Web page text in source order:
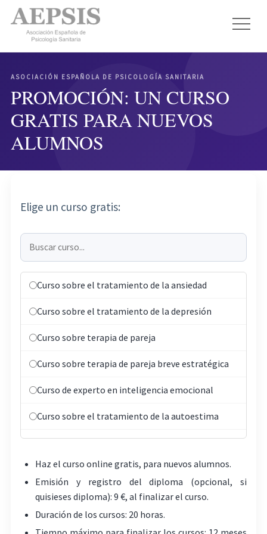
ASOCIACIÓN ESPAÑOLA DE PSICOLOGÍA SANITARIA
PROMOCIÓN: UN CURSO
GRATIS PARA NUEVOS
ALUMNOS
Elige un curso gratis:
Curso sobre el tratamiento de la ansiedad
Curso sobre el tratamiento de la depresión
Curso sobre terapia de pareja
Curso sobre terapia de pareja breve estratégica
Curso de experto en inteligencia emocional
Curso sobre el tratamiento de la autoestima
Curso sobre apego adulto: de nuestros vínculos a
Curso sobre el tratamiento del trastorno
obsesivo-compulsivo
Haz el curso online gratis, para nuevos alumnos.
Emisión y registro del diploma (opcional, si
quisieses diploma): 9 €, al finalizar el curso.
Duración de los cursos: 20 horas.